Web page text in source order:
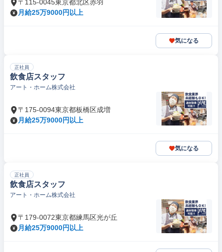
〒115-0045東京都北区赤羽
月給25万9000円以上
気になる
正社員
飲食店スタッフ
アート・ホーム株式会社
〒175-0094東京都板橋区成増
月給25万9000円以上
気になる
正社員
飲食店スタッフ
アート・ホーム株式会社
〒179-0072東京都練馬区光が丘
月給25万9000円以上